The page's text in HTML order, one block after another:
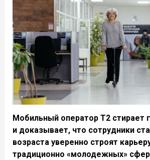
Мобильный оператор Т2 стирает
и доказывает, что сотрудники
возраста уверенно строят
традиционно «молодежных»